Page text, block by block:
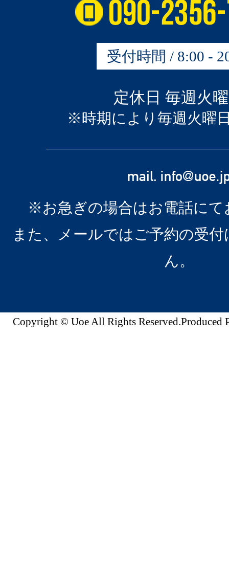
受付時間 / 8:00 -
定休日 毎週火
※時期により毎週火曜
※お急ぎの場合はお電話にて
また、メールではご予約の受
ん。
Copyright © Uoe All Rights Reserved.Produced